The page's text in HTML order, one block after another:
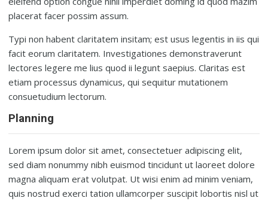
placerat facer possim assum.
Typi non habent claritatem insitam; est usus legentis in iis qui
facit eorum claritatem. Investigationes demonstraverunt
lectores legere me lius quod ii legunt saepius. Claritas est
etiam processus dynamicus, qui sequitur mutationem
consuetudium lectorum.
Planning
Lorem ipsum dolor sit amet, consectetuer adipiscing elit,
sed diam nonummy nibh euismod tincidunt ut laoreet dolore
magna aliquam erat volutpat. Ut wisi enim ad minim veniam,
quis nostrud exerci tation ullamcorper suscipit lobortis nisl ut